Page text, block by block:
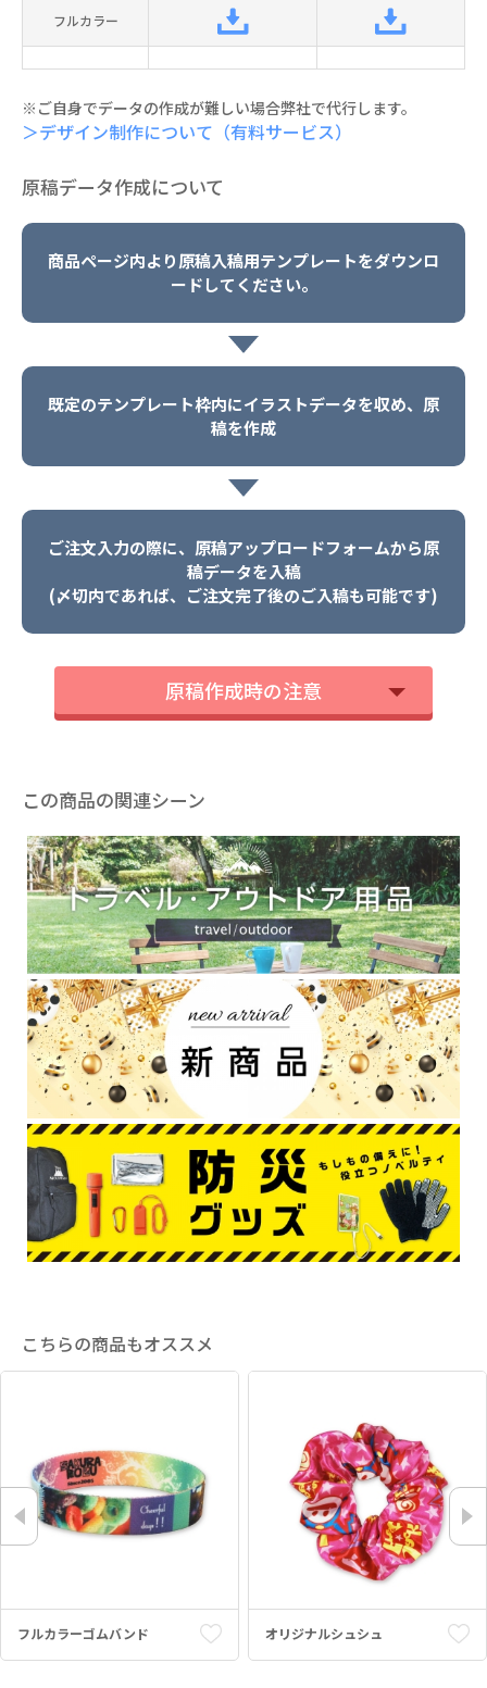
フルカラー
※ご自身でデータの作成が難しい場合弊社で代行します。
＞デザイン制作について（有料サービス）
原稿データ作成について
商品ページ内より原稿入稿用テンプレートをダウンロ
ードしてください。
既定のテンプレート枠内にイラストデータを収め、原
稿を作成
ご注文入力の際に、原稿アップロードフォームから原
稿データを入稿
(〆切内であれば、ご注文完了後のご入稿も可能です)
原稿作成時の注意
この商品の関連シーン
こちらの商品もオススメ
フルカラーゴムバンド オリジナルシュシュ